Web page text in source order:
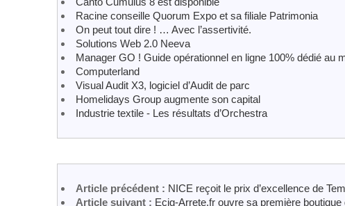
Racine conseille Quorum Expo et sa filiale Patrimonia
On peut tout dire ! … Avec l’assertivité.
Solutions Web 2.0 Neeva
Manager GO ! Guide opérationnel en ligne 100% dédié au
Computerland
Visual Audit X3, logiciel d’Audit de parc
Homelidays Group augmente son capital
Industrie textile - Les résultats d’Orchestra
Article précédent : NICE reçoit le prix d’excellence de
Article suivant : Ecig-Arrete.fr ouvre sa première